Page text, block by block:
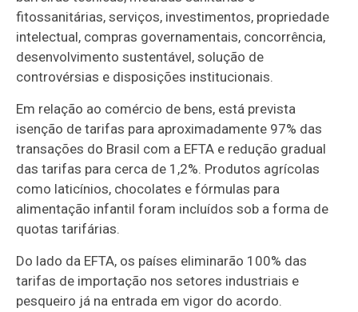
fitossanitárias, serviços, investimentos, propriedade
intelectual, compras governamentais, concorrência,
desenvolvimento sustentável, solução de
controvérsias e disposições institucionais.
Em relação ao comércio de bens, está prevista
isenção de tarifas para aproximadamente 97% das
transações do Brasil com a EFTA e redução gradual
das tarifas para cerca de 1,2%. Produtos agrícolas
como laticínios, chocolates e fórmulas para
alimentação infantil foram incluídos sob a forma de
quotas tarifárias.
Do lado da EFTA, os países eliminarão 100% das
tarifas de importação nos setores industriais e
pesqueiro já na entrada em vigor do acordo.